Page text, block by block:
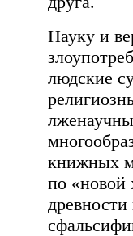
Науку и
людские
книжных
по «новой